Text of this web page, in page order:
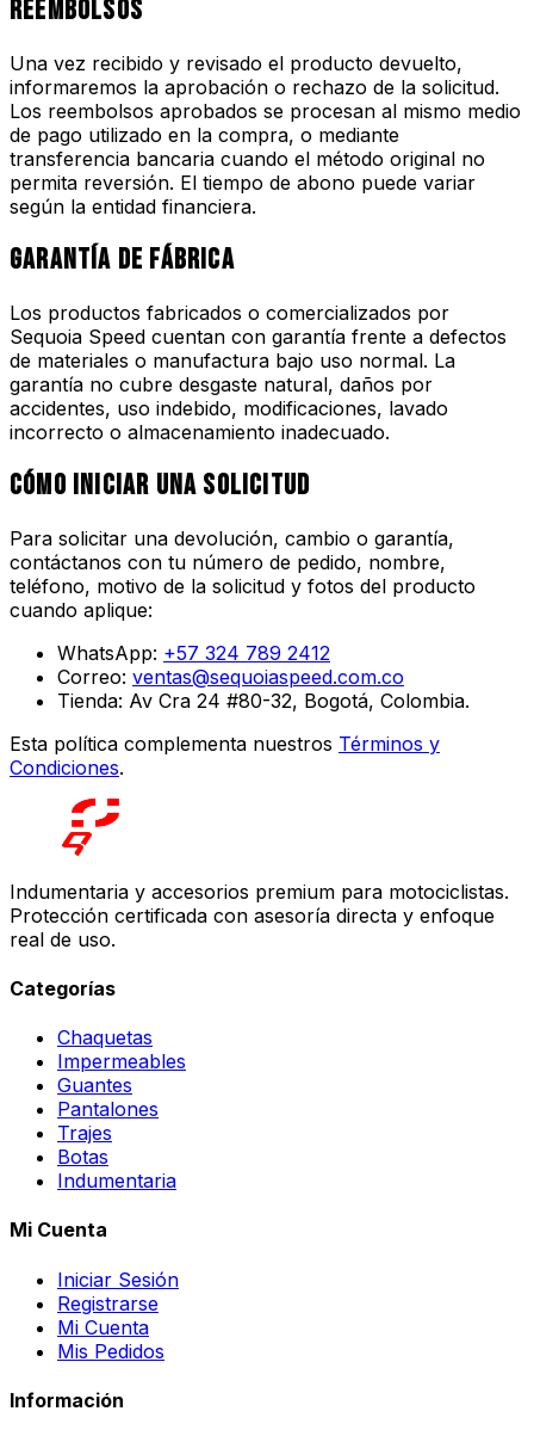
Reembolsos
Una vez recibido y revisado el producto devuelto,
informaremos la aprobación o rechazo de la solicitud.
Los reembolsos aprobados se procesan al mismo medio
de pago utilizado en la compra, o mediante
transferencia bancaria cuando el método original no
permita reversión. El tiempo de abono puede variar
según la entidad financiera.
Garantía de fábrica
Los productos fabricados o comercializados por
Sequoia Speed cuentan con garantía frente a defectos
de materiales o manufactura bajo uso normal. La
garantía no cubre desgaste natural, daños por
accidentes, uso indebido, modificaciones, lavado
incorrecto o almacenamiento inadecuado.
Cómo iniciar una solicitud
Para solicitar una devolución, cambio o garantía,
contáctanos con tu número de pedido, nombre,
teléfono, motivo de la solicitud y fotos del producto
cuando aplique:
WhatsApp: +57 324 789 2412
Correo: ventas@sequoiaspeed.com.co
Tienda: Av Cra 24 #80-32, Bogotá, Colombia.
Esta política complementa nuestros Términos y
Condiciones.
Indumentaria y accesorios premium para motociclistas.
Protección certificada con asesoría directa y enfoque
real de uso.
Categorías
Chaquetas
Impermeables
Guantes
Pantalones
Trajes
Botas
Indumentaria
Mi Cuenta
Iniciar Sesión
Registrarse
Mi Cuenta
Mis Pedidos
Información